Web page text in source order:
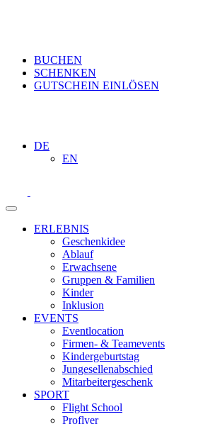
BUCHEN
SCHENKEN
GUTSCHEIN EINLÖSEN
DE
EN
ERLEBNIS
Geschenkidee
Ablauf
Erwachsene
Gruppen & Familien
Kinder
Inklusion
EVENTS
Eventlocation
Firmen- & Teamevents
Kindergeburtstag
Jungesellenabschied
Mitarbeitergeschenk
SPORT
Flight School
Proflyer